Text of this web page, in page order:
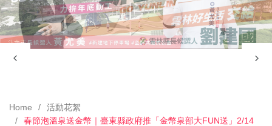
Home
活動花絮
春節泡溫泉送金幣｜臺東縣政府推「金幣泉部大FUN送」2/14